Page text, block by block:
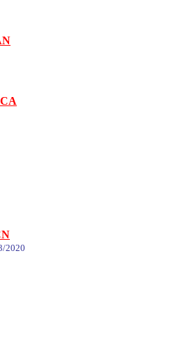
2020